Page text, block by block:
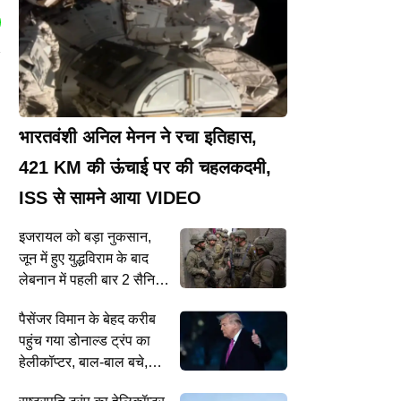
भारतवंशी अनिल मेनन ने रचा इतिहास,
421 KM की ऊंचाई पर की चहलकदमी,
ISS से सामने आया VIDEO
इजरायल को बड़ा नुकसान,
जून में हुए युद्धविराम के बाद
लेबनान में पहली बार 2 सैनिकों
पैसेंजर विमान के बेहद करीब
पहुंच गया डोनाल्ड ट्रंप का
हेलीकॉप्टर, बाल-बाल बचे,